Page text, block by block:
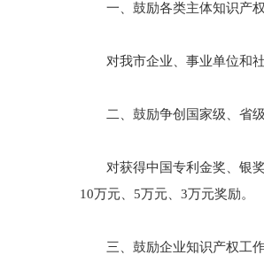
一、鼓励各类主体知识产
对我市企业、事业单位和社
二、鼓励争创国家级、省
对获得中国专利金奖、银奖
10万元、5万元、3万元奖励。
三、鼓励企业知识产权工